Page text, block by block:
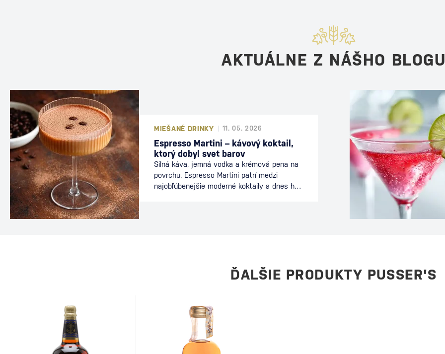
AKTUÁLNE Z NÁŠHO BLOGU
MIEŠANÉ DRINKY 11. 05. 2026
Espresso Martini – kávový koktail,
ktorý dobyl svet barov
Silná káva, jemná vodka a krémová pena na
povrchu. Espresso Martini patrí medzi
najobľúbenejšie moderné koktaily a dnes ho
ĎALŠIE PRODUKTY PUSSER'S